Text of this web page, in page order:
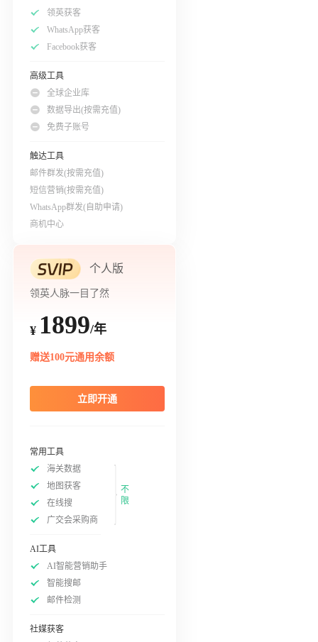
领英获客
WhatsApp获客
Facebook获客
高级工具
全球企业库
数据导出(按需充值)
免费子账号
触达工具
邮件群发(按需充值)
短信营销(按需充值)
WhatsApp群发(自助申请)
商机中心
个人版
领英人脉一目了然
¥ 1899/年
赠送100元通用余额
立即开通
常用工具
海关数据
地图获客
在线搜
广交会采购商
不
限
AI工具
AI智能营销助手
智能搜邮
邮件检测
社媒获客